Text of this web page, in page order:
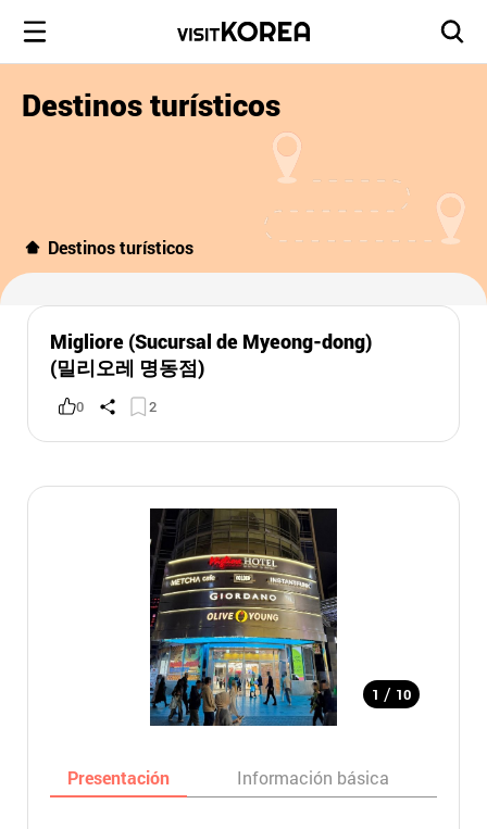
Destinos turísticos
Destinos turísticos
Migliore (Sucursal de Myeong-dong)
(밀리오레 명동점)
0 2
1 / 10
Presentación Información básica